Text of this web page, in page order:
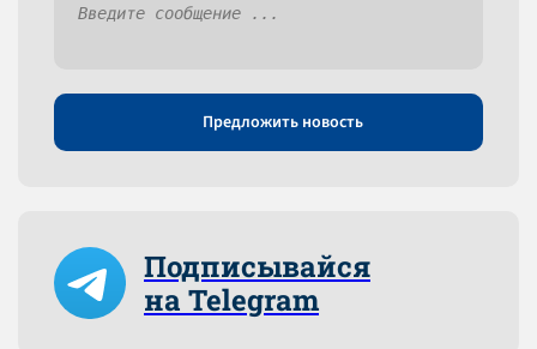
Предложить новость
Подписывайся
на Telegram